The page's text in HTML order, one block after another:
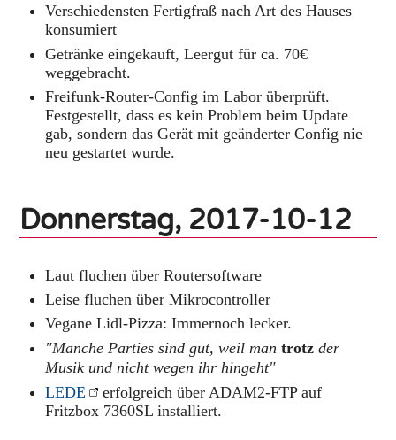
Verschiedensten Fertigfraß nach Art des Hauses
konsumiert
Getränke eingekauft, Leergut für ca. 70€
weggebracht.
Freifunk-Router-Config im Labor überprüft.
Festgestellt, dass es kein Problem beim Update
gab, sondern das Gerät mit geänderter Config nie
neu gestartet wurde.
Donnerstag, 2017-10-12
Laut fluchen über Routersoftware
Leise fluchen über Mikrocontroller
Vegane Lidl-Pizza: Immernoch lecker.
"Manche Parties sind gut, weil man trotzder
Musik und nicht wegen ihr hingeht"
LEDE
erfolgreich über ADAM2-FTP auf
Fritzbox 7360SL installiert.